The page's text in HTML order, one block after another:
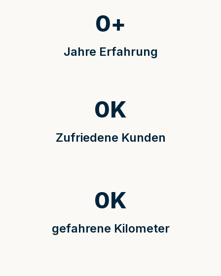
Jahre Erfahrung
0+
Zufriedene Kunden
0K
gefahrene Kilometer
0K